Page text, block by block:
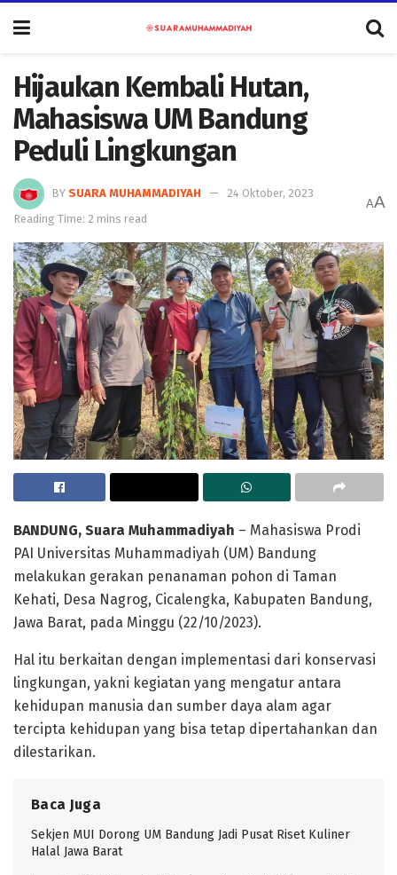
Hijaukan Kembali Hutan,
Mahasiswa UM Bandung
Peduli Lingkungan
BY SUARA MUHAMMADIYAH
24 Oktober, 2023
Reading Time: 2 mins read
AA
BANDUNG, Suara Muhammadiyah – Mahasiswa Prodi
PAI Universitas Muhammadiyah (UM) Bandung
melakukan gerakan penanaman pohon di Taman
Kehati, Desa Nagrog, Cicalengka, Kabupaten Bandung,
Jawa Barat, pada Minggu (22/10/2023).
Hal itu berkaitan dengan implementasi dari konservasi
lingkungan, yakni kegiatan yang mengatur antara
kehidupan manusia dan sumber daya alam agar
tercipta kehidupan yang bisa tetap dipertahankan dan
dilestarikan.
Baca Juga
Sekjen MUI Dorong UM Bandung Jadi Pusat Riset Kuliner
Halal Jawa Barat